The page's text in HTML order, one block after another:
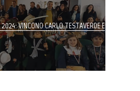
VINCONO CARLO TESTAVERDE E